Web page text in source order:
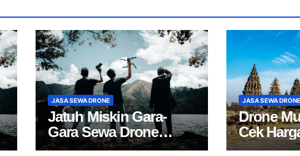
JASA SEWA DRONE
Jatuh Miskin Gara-
Gara Sewa Drone
Yogya? Cek Harga Ini!
JASA SEWA DRONE
Drone
Cek